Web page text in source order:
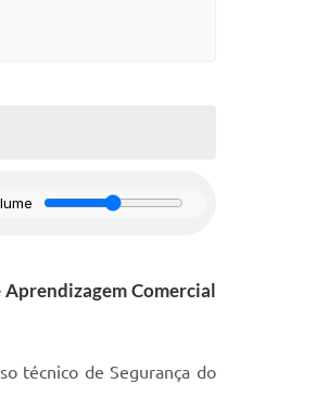
Comercial
técnico de Segurança do